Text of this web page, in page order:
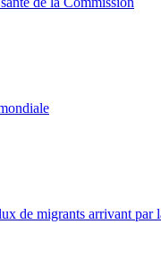
de migrants arrivant par